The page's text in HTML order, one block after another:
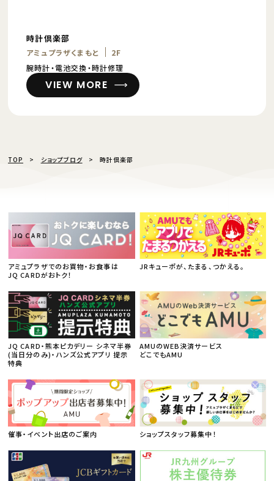
時計倶楽部
アミュプラザくまもと
2F
腕時計・電池交換・時計修理
VIEW MORE
TOP ショップブログ 時計倶楽部
アミュプラザでのお買物・お食事は
JQ CARDがおトク！
JRキューポが、たまる、つかえる。
JQ CARD・熊本ピカデリー シネマ半券
(当日分のみ)・ハンズ公式アプリ 提示
特典
AMUのWEB決済サービス
どこでもAMU
催事・イベント出店のご案内 ショップスタッフ募集中！